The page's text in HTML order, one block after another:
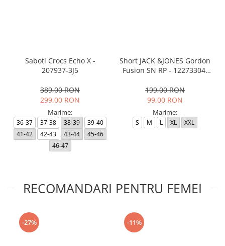
Saboti Crocs Echo X -
207937-3J5
389,00 RON
299,00 RON
Marime:
36-37 37-38 38-39
39-40
41-42
42-43 43-44
45-46
46-47
Short JACK &JONES Gordon
Fusion SN RP - 12273304-
199,00 RON
99,00 RON
Marime:
S M L XL XXL
RECOMANDARI PENTRU FEMEI
-27% -11%